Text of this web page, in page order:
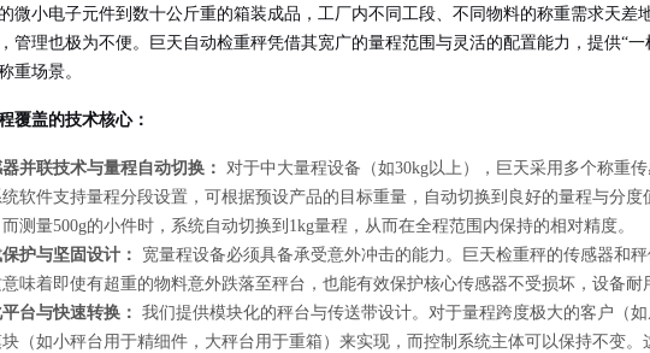
微小电子元件到数十公斤重的箱装成品，工厂内不同工段、不同物料的称重需求天差
管理也极为不便。巨天自动检重秤凭借其宽广的量程范围与灵活的配置能力，提供“
重场景。
覆盖的技术核心：
并联技术与量程自动切换： 对于中大量程设备（如30kg以上），巨天采用多个称重
软件支持量程分段设置，可根据预设产品的目标重量，自动切换到良好的量程与分
测量500g的小件时，系统自动切换到1kg量程，从而在全程范围内保持的相对精度。
护与坚固设计：
宽量程设备必须具备承受意外冲击的能力。巨天检重秤的传感器和
味着即使有超重的物料意外跌落至秤台，也能有效保护核心传感器不受损坏，设备耐
台与快速转换： 我们提供模块化的秤台与传送带设计。对于量程跨度极大的客户（
（如小秤台用于精细件，大秤台用于重箱）来实现，而控制系统主体可以保持不变